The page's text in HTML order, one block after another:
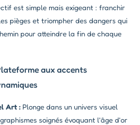
est simple mais exigeant : franchir
pièges et triompher des dangers qui
pour atteindre la fin de chaque
aux accents
Art : Plonge dans un univers visuel
soignés évoquant l'âge d'or